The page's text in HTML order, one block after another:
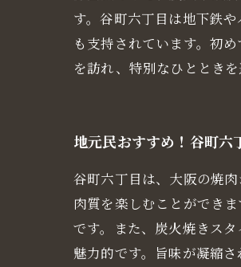
す。谷町六丁目は地下鉄
も支持されています。初
を訪れ、特別なひととき
地元民おすすめ！谷町六
谷町六丁目は、大阪の焼
肉質を楽しむことができ
です。また、炭火焼きス
魅力的です。旨味が凝縮